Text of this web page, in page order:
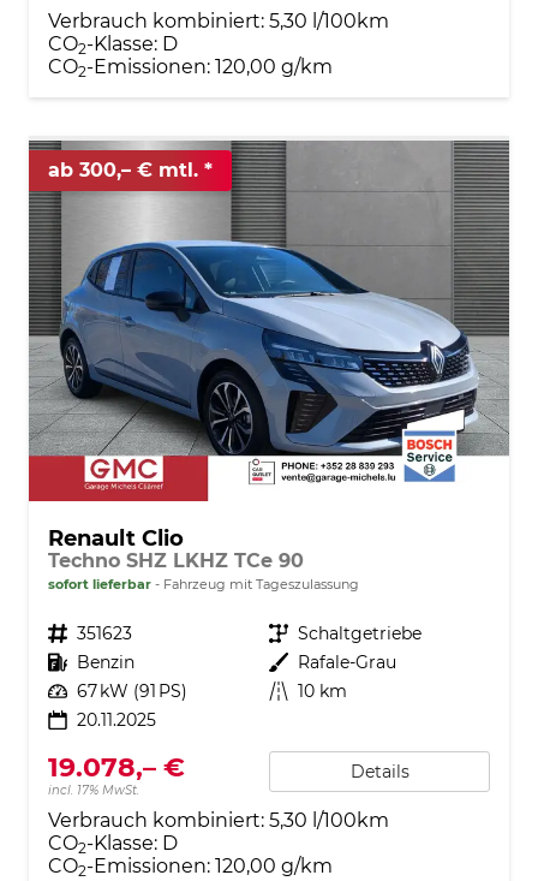
Verbrauch kombiniert: 5,30 l/100km
CO2-Klasse: D
CO2-Emissionen: 120,00 g/km
ab 300,– € mtl.
Renault Clio
Techno SHZ LKHZ TCe 90
sofort lieferbar Fahrzeug mit Tageszulassung
Fahrzeugnr. 351623 Getriebe Schaltgetriebe
Kraftstoff Benzin Außenfarbe Rafale-Grau
Leistung 67 kW (91 PS) Kilometerstand 10 km
20.11.2025
19.078,– €
incl. 17% MwSt.
Details
Verbrauch kombiniert: 5,30 l/100km
CO2-Klasse: D
CO2-Emissionen: 120,00 g/km